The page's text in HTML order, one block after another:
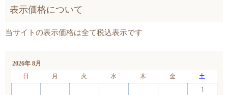
2026年 8月
日
月 火 水 木 金
土
1